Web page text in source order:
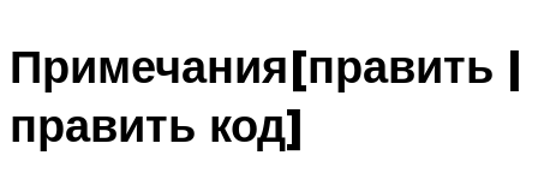
Примечания[править |
править код]